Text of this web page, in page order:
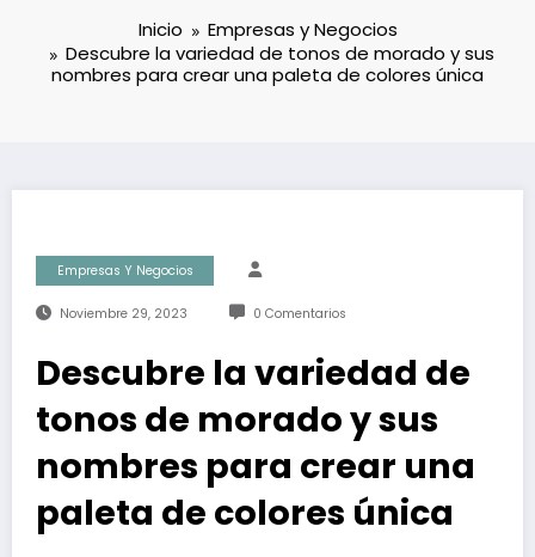
Inicio
Empresas y Negocios
Descubre la variedad de tonos de morado y sus
nombres para crear una paleta de colores única
Empresas Y Negocios
Noviembre 29, 2023 0 Comentarios
Descubre la variedad de
tonos de morado y sus
nombres para crear una
paleta de colores única